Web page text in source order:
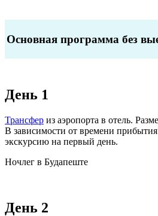
Основная программа без
День 1
Трансфер из аэропорта в отель.
В зависимости от времени
экскурсию на первый день.
Ночлег в Будапеште
День 2